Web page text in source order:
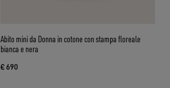
Abito mini da Donna in cotone con stampa floreale
bianca e nera
€ 690